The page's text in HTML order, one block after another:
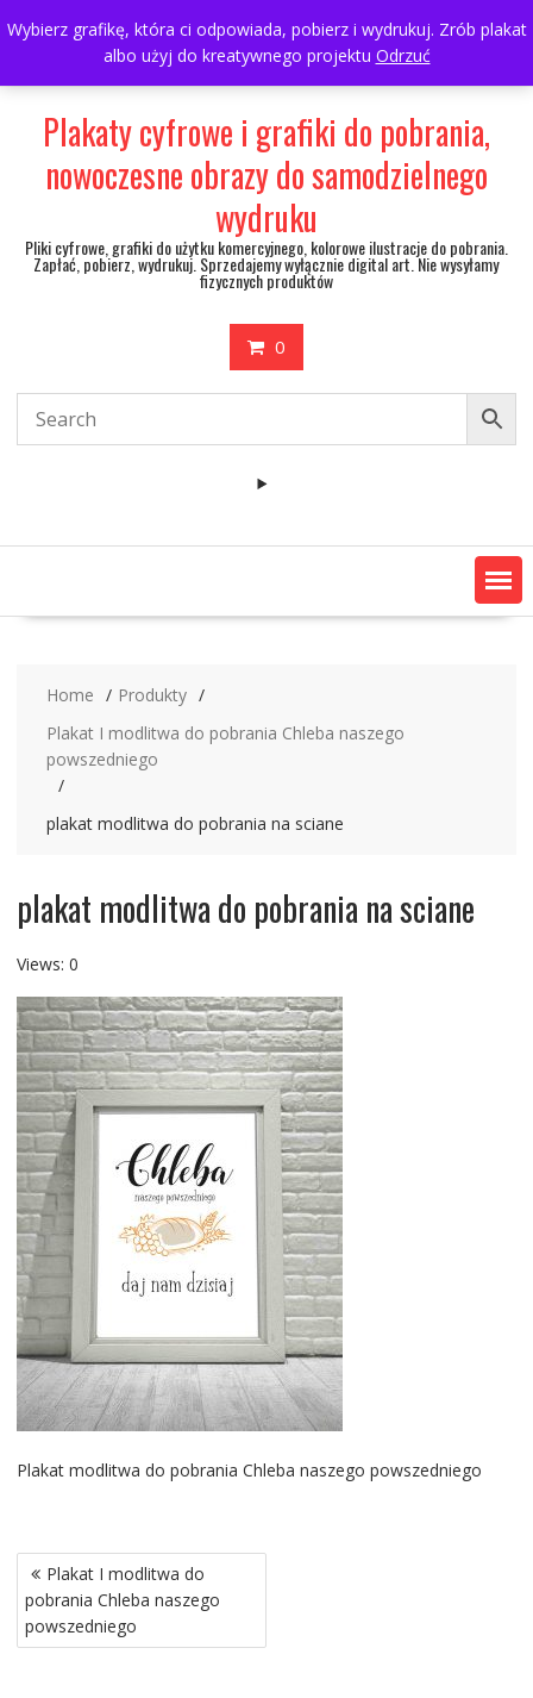
Wybierz grafikę, która ci odpowiada, pobierz i wydrukuj. Zrób plakat
albo użyj do kreatywnego projektu Odrzuć
to
697063361
walulik@gmail.com
My Account
Plakaty cyfrowe i grafiki do pobrania,
nowoczesne obrazy do samodzielnego
wydruku
Pliki cyfrowe, grafiki do użytku komercyjnego, kolorowe ilustracje do pobrania.
Zapłać, pobierz, wydrukuj. Sprzedajemy wyłącznie digital art. Nie wysyłamy
fizycznych produktów
0
Home
Produkty
Plakat I modlitwa do pobrania Chleba naszego
powszedniego
plakat modlitwa do pobrania na sciane
plakat modlitwa do pobrania na sciane
Views: 0
Plakat modlitwa do pobrania Chleba naszego powszedniego
Nawigacja
wpisu
Plakat I modlitwa do
pobrania Chleba naszego
powszedniego